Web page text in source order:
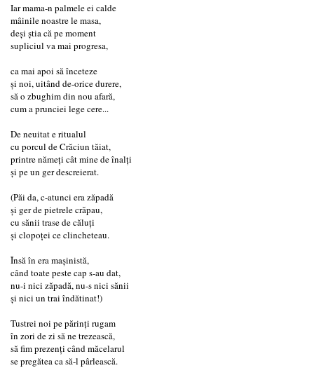
Iar mama-n palmele ei calde
mâinile noastre le masa,
deși știa că pe moment
supliciul va mai progresa,
ca mai apoi să înceteze
și noi, uitând de-orice durere,
să o zbughim din nou afară,
cum a prunciei lege cere...
De neuitat e ritualul
cu porcul de Crăciun tăiat,
printre nămeți cât mine de înalți
și pe un ger descreierat.
(Păi da, c-atunci era zăpadă
și ger de pietrele crăpau,
cu sănii trase de căluți
și clopoței ce clincheteau.
Însă în era mașinistă,
când toate peste cap s-au dat,
nu-i nici zăpadă, nu-s nici sănii
și nici un trai îndătinat!)
Tustrei noi pe părinți rugam
în zori de zi să ne trezească,
să fim prezenți când măcelarul
se pregătea ca să-l pârlească.